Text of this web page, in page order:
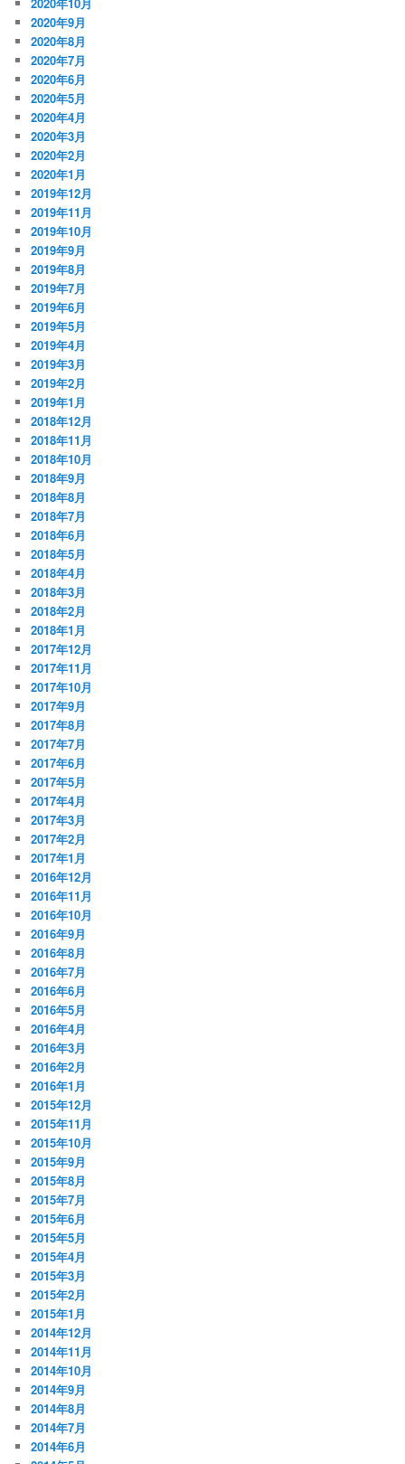
2020年9月
2020年8月
2020年7月
2020年6月
2020年5月
2020年4月
2020年3月
2020年2月
2020年1月
2019年12月
2019年11月
2019年10月
2019年9月
2019年8月
2019年7月
2019年6月
2019年5月
2019年4月
2019年3月
2019年2月
2019年1月
2018年12月
2018年11月
2018年10月
2018年9月
2018年8月
2018年7月
2018年6月
2018年5月
2018年4月
2018年3月
2018年2月
2018年1月
2017年12月
2017年11月
2017年10月
2017年9月
2017年8月
2017年7月
2017年6月
2017年5月
2017年4月
2017年3月
2017年2月
2017年1月
2016年12月
2016年11月
2016年10月
2016年9月
2016年8月
2016年7月
2016年6月
2016年5月
2016年4月
2016年3月
2016年2月
2016年1月
2015年12月
2015年11月
2015年10月
2015年9月
2015年8月
2015年7月
2015年6月
2015年5月
2015年4月
2015年3月
2015年2月
2015年1月
2014年12月
2014年11月
2014年10月
2014年9月
2014年8月
2014年7月
2014年6月